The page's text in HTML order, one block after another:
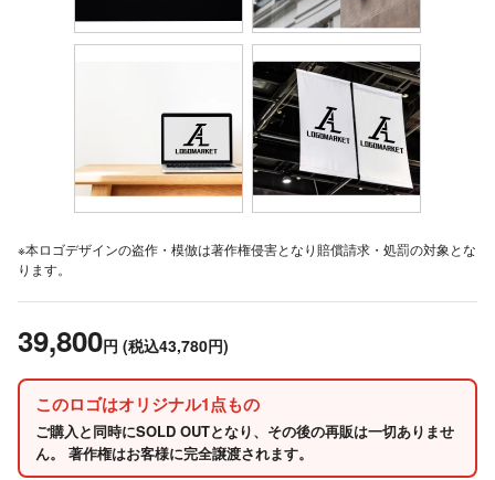
※本ロゴデザインの盗作・模倣は著作権侵害となり賠償請求・処罰の対象とな
ります。
39,800円 (税込43,780円)
このロゴはオリジナル1点もの
ご購入と同時にSOLD OUTとなり、その後の再販は一切ありませ
ん。 著作権はお客様に完全譲渡されます。